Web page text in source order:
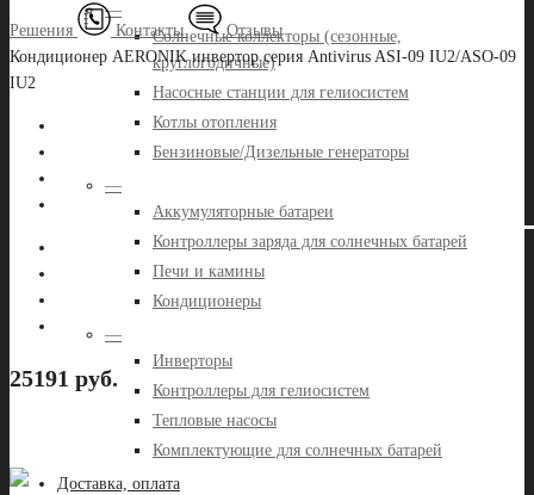
—
Солнечные коллекторы (сезонные,
круглогодичные)
Насосные станции для гелиосистем
Котлы отопления
Бензиновые/Дизельные генераторы
—
Аккумуляторные батареи
Контроллеры заряда для солнечных батарей
Печи и камины
Кондиционеры
—
Инверторы
Контроллеры для гелиосистем
Тепловые насосы
Комплектующие для солнечных батарей
Доставка, оплата
Решения Контакты
Отзывы
Кондиционер AERONIK инвертор серия Antivirus ASI-09 IU2/ASO-09
IU2
25191 руб.